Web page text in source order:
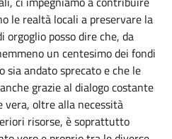
le realtà locali a preservare la
orgoglio posso dire che, da
un centesimo dei fondi
sia andato sprecato e che le
grazie al dialogo costante
vera, oltre alla necessità
risorse, è soprattutto